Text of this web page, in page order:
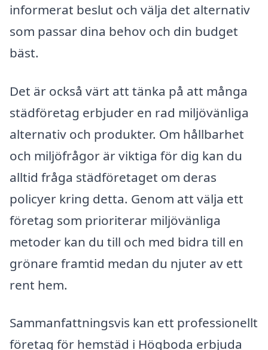
informerat beslut och välja det alternativ
som passar dina behov och din budget
bäst.
Det är också värt att tänka på att många
städföretag erbjuder en rad miljövänliga
alternativ och produkter. Om hållbarhet
och miljöfrågor är viktiga för dig kan du
alltid fråga städföretaget om deras
policyer kring detta. Genom att välja ett
företag som prioriterar miljövänliga
metoder kan du till och med bidra till en
grönare framtid medan du njuter av ett
rent hem.
Sammanfattningsvis kan ett professionellt
företag för hemstäd i Högboda erbjuda